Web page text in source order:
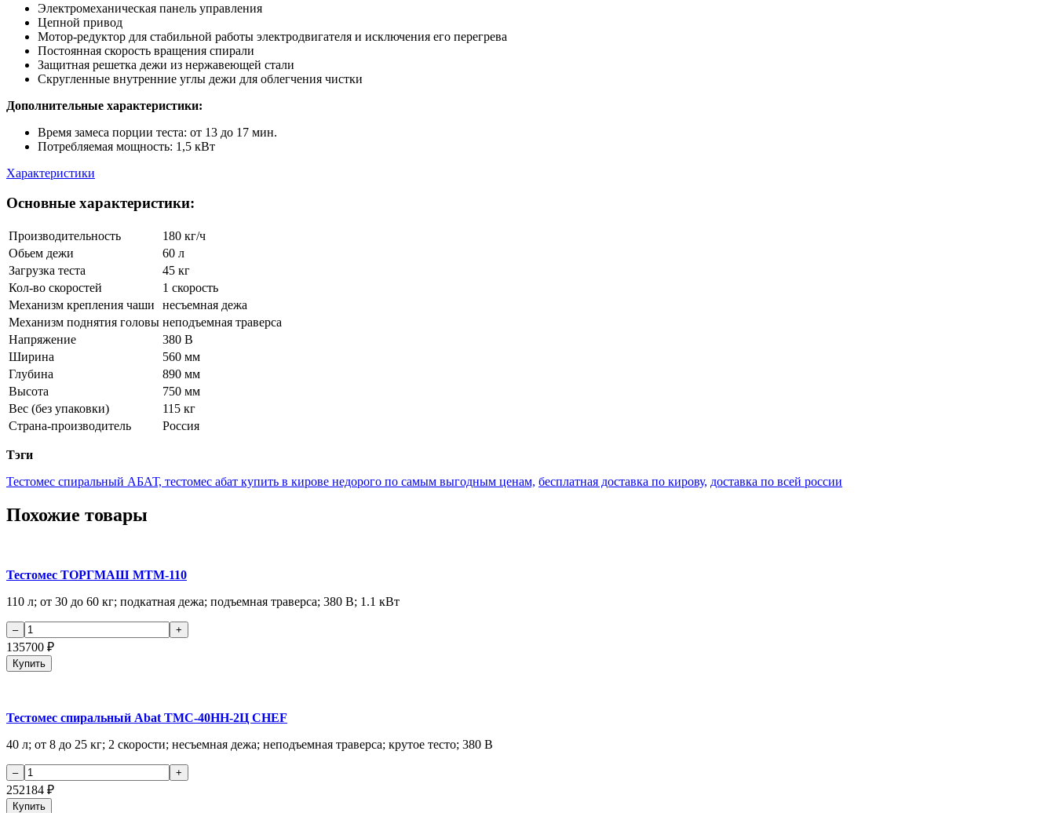
Электромеханическая панель управления
Цепной привод
Мотор-редуктор для стабильной работы электродвигателя и исключения его перегрева
Постоянная скорость вращения спирали
Защитная решетка дежи из нержавеющей стали
Скругленные внутренние углы дежи для облегчения чистки
Дополнительные характеристики:
Время замеса порции теста: от 13 до 17 мин.
Потребляемая мощность: 1,5 кВт
Характеристики
Основные характеристики:
Производительность
180 кг/ч
Обьем дежи
60 л
Загрузка теста
45 кг
Кол-во скоростей
1 скорость
Механизм крепления чаши
несъемная дежа
Механизм поднятия головы неподъемная траверса
Напряжение
380 В
Ширина
560 мм
Глубина
890 мм
Высота
750 мм
Вес (без упаковки)
115 кг
Страна-производитель
Россия
Тэги
Тестомес спиральный АБАТ, тестомес абат купить в кирове недорого по самым выгодным ценам, бесплатная доставка по кирову, доставка по всей россии
Похожие товары
Тестомес ТОРГМАШ МТМ-110
110 л; от 30 до 60 кг; подкатная дежа; подъемная траверса; 380 В; 1.1 кВт
135700 ₽
Купить
Тестомес спиральный Abat ТМС-40НН-2Ц CHEF
40 л; от 8 до 25 кг; 2 скорости; несъемная дежа; неподъемная траверса; крутое тесто; 380 В
252184 ₽
Купить